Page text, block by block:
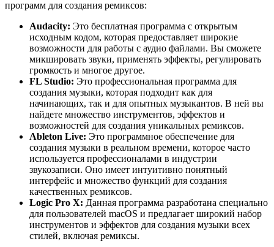
программ для создания ремиксов:
Audacity: Это бесплатная программа с открытым
исходным кодом, которая предоставляет широкие
возможности для работы с аудио файлами. Вы сможете
микшировать звуки, применять эффекты, регулировать
громкость и многое другое.
FL Studio: Это профессиональная программа для
создания музыки, которая подходит как для
начинающих, так и для опытных музыкантов. В ней вы
найдете множество инструментов, эффектов и
возможностей для создания уникальных ремиксов.
Ableton Live: Это программное обеспечение для
создания музыки в реальном времени, которое часто
используется профессионалами в индустрии
звукозаписи. Оно имеет интуитивно понятный
интерфейс и множество функций для создания
качественных ремиксов.
Logic Pro X: Данная программа разработана специально
для пользователей macOS и предлагает широкий набор
инструментов и эффектов для создания музыки всех
стилей, включая ремиксы.